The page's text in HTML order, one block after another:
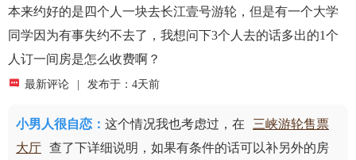
本来约好的是四个人一块去长江壹号游轮，但是有一个大学
同学因为有事失约不去了，我想问下3个人去的话多出的1个
人订一间房是怎么收费啊？
 最新评论 | 发布于：4天前
小男人很自恋 ： 这个情况我也考虑过，在
三峡游轮售票
大厅 查了下详细说明，如果有条件的话可以补另外的房